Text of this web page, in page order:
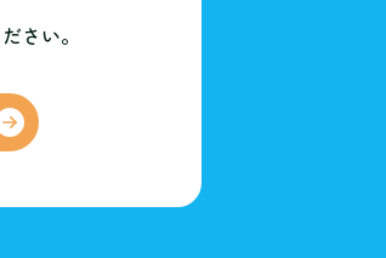
さい。